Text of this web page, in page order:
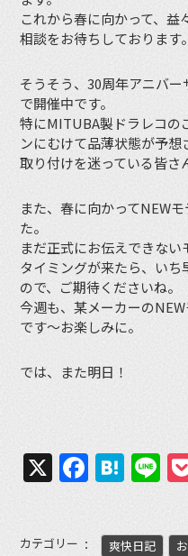
これから春に向かって、益
相談をお待ちしております。
そうそう、30周年アニバ
で開催中です。
特にMITUBA製ドラレコの
ンにむけて品薄状態が予想
取り付けを迷っている皆さ
また、春に向かってNEW
た。
まだ正式にお伝えできな
タイミングが来たら、い
ので、ご期待くださいね。
今週も、某メーカーの
です〜お楽しみに。
では、また明日！
X
カテゴリー 爽快日記